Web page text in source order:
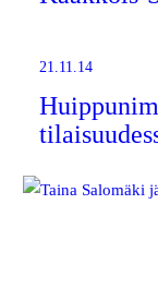
21.11.14